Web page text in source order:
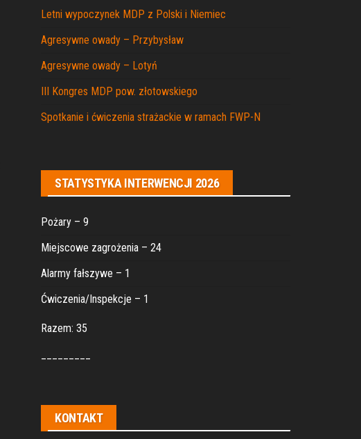
Letni wypoczynek MDP z Polski i Niemiec
Agresywne owady – Przybysław
Agresywne owady – Lotyń
III Kongres MDP pow. złotowskiego
Spotkanie i ćwiczenia strażackie w ramach FWP-N
STATYSTYKA INTERWENCJI 2026
Pożary – 9
Miejscowe zagrożenia – 24
Alarmy fałszywe – 1
Ćwiczenia/Inspekcje – 1
Razem: 35
KONTAKT